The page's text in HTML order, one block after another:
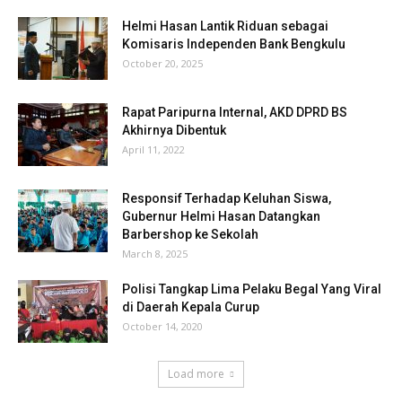
Helmi Hasan Lantik Riduan sebagai
Komisaris Independen Bank Bengkulu
October 20, 2025
Rapat Paripurna Internal, AKD DPRD BS
Akhirnya Dibentuk
April 11, 2022
Responsif Terhadap Keluhan Siswa,
Gubernur Helmi Hasan Datangkan
Barbershop ke Sekolah
March 8, 2025
Polisi Tangkap Lima Pelaku Begal Yang Viral
di Daerah Kepala Curup
October 14, 2020
Load more